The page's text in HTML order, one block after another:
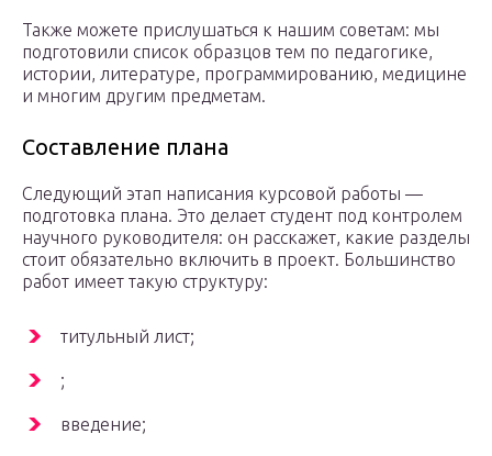
Также можете прислушаться к нашим советам: мы
подготовили список образцов тем по педагогике,
истории, литературе, программированию, медицине
и многим другим предметам.
Составление плана
Следующий этап написания курсовой работы —
подготовка плана. Это делает студент под контролем
научного руководителя: он расскажет, какие разделы
стоит обязательно включить в проект. Большинство
работ имеет такую структуру:
титульный лист;
;
введение;